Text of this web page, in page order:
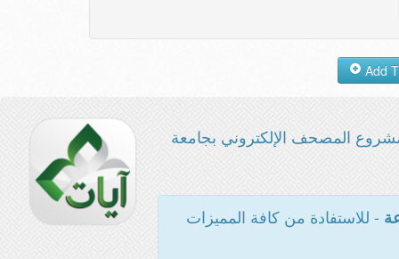
المصحف الإلكتروني بجامعة
- للاستفادة من كافة المميزات